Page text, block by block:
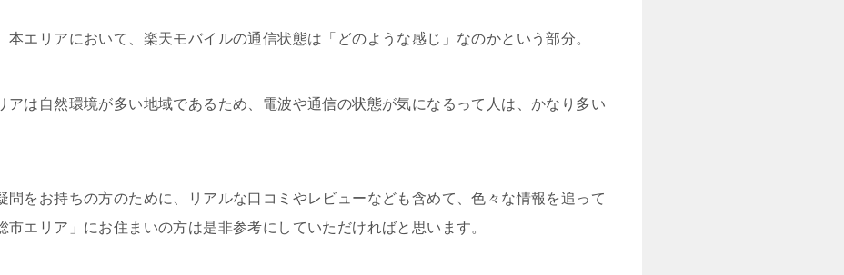
本エリアにおいて、楽天モバイルの通信状態は「どのような感じ」なのかという部分。
アは自然環境が多い地域であるため、電波や通信の状態が気になるって人は、かなり多い
問をお持ちの方のために、リアルな口コミやレビューなども含めて、色々な情報を追って
市エリア」にお住まいの方は是非参考にしていただければと思います。